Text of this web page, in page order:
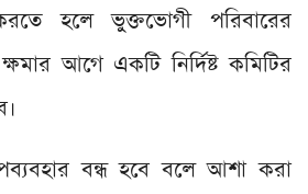
হলে ভুক্তভোগী পরিবারের
আগে একটি নির্দিষ্ট কমিটির
বন্ধ হবে বলে আশা করা